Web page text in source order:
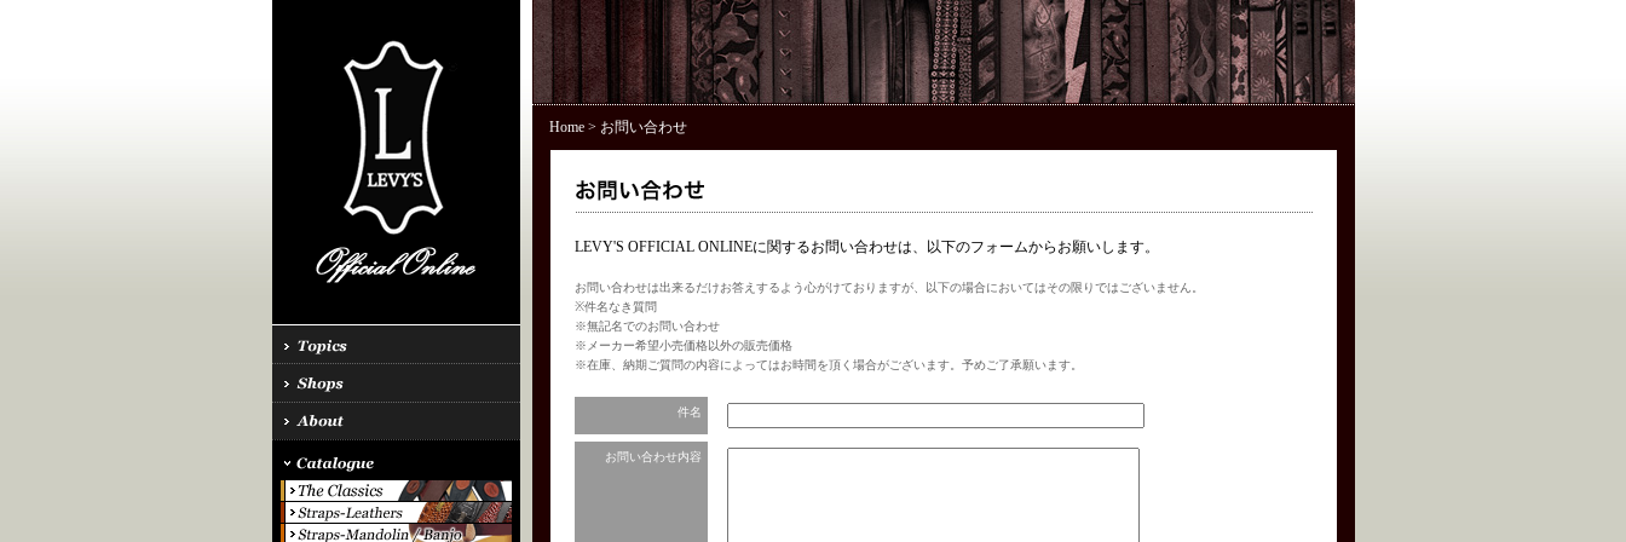
Home> お問い合わせ
LEVY'S OFFICIAL ONLINEに関するお問い合わせは、以下のフォームからお願いします。
お問い合わせは出来るだけお答えするよう心がけておりますが、以下の場合においてはその限りではございません。
※件名なき質問
※無記名でのお問い合わせ
※メーカー希望小売価格以外の販売価格
※在庫、納期ご質問の内容によってはお時間を頂く場合がございます。予めご了承願います。
件名
お問い合わせ内容